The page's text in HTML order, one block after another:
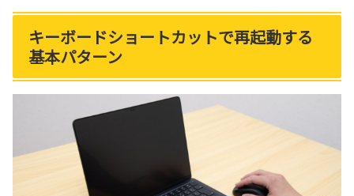
キーボードショートカットで再起動する
基本パターン